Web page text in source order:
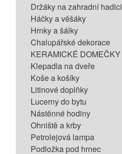
Držáky na zahradní hadici
Háčky a věšáky
Hrnky a šálky
Chalupářské dekorace
KERAMICKÉ DOMEČKY
Klepadla na dveře
Koše a košíky
Litinové doplňky
Lucerny do bytu
Nástěnné hodiny
Ohniště a krby
Petrolejová lampa
Podložka pod hrnec